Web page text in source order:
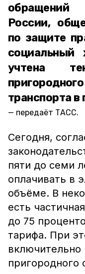
России,
по защите
социальный
учтена
транспорта
передаёт ТАСС.
Сегодня,
пяти до семи
оплачивать в
объёме. В
есть
до 75
тарифа. При
включительно
пригородного